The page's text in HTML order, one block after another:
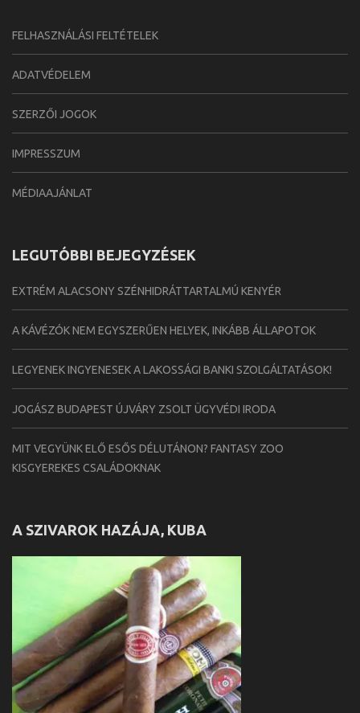
FELHASZNÁLÁSI FELTÉTELEK
ADATVÉDELEM
SZERZŐI JOGOK
IMPRESSZUM
MÉDIAAJÁNLAT
LEGUTÓBBI BEJEGYZÉSEK
EXTRÉM ALACSONY SZÉNHIDRÁTTARTALMÚ KENYÉR
A KÁVÉZÓK NEM EGYSZERŰEN HELYEK, INKÁBB ÁLLAPOTOK
LEGYENEK INGYENESEK A LAKOSSÁGI BANKI SZOLGÁLTATÁSOK!
JOGÁSZ BUDAPEST ÚJVÁRY ZSOLT ÜGYVÉDI IRODA
MIT VEGYÜNK ELŐ ESŐS DÉLUTÁNON? FANTASY ZOO
KISGYEREKES CSALÁDOKNAK
A SZIVAROK HAZÁJA, KUBA